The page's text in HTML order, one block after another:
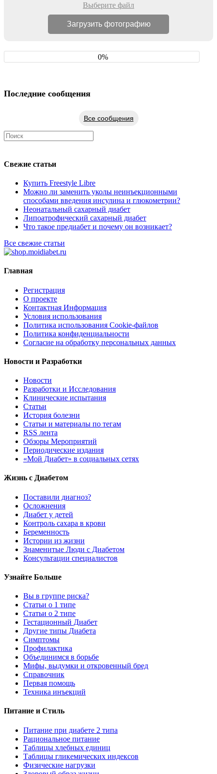
Выберите файл
0%
Последние сообщения
Все сообщения
Свежие статьи
Купить Freestyle Libre
Можно ли заменить уколы неинъекционными
способами введения инсулина и глюкометрии?
Неонатальный сахарный диабет
Липоатрофический сахарный диабет
Что такое предиабет и почему он возникает?
Все свежие статьи
Главная
Регистрация
О проекте
Контактная Информация
Условия использования
Политика использования Cookie-файлов
Политика конфиденциальности
Согласие на обработку персональных данных
Новости и Разработки
Новости
Разработки и Исследования
Клинические испытания
Статьи
История болезни
Статьи и материалы по тегам
RSS лента
Обзоры Мероприятий
Периодические издания
«Мой Диабет» в социальных сетях
Жизнь с Диабетом
Поставили диагноз?
Осложнения
Диабет у детей
Контроль сахара в крови
Беременность
Истории из жизни
Знаменитые Люди с Диабетом
Консультации специалистов
Узнайте Больше
Вы в группе риска?
Статьи о 1 типе
Статьи о 2 типе
Гестационный Диабет
Другие типы Диабета
Симптомы
Профилактика
Объединимся в борьбе
Мифы, выдумки и откровенный бред
Справочник
Первая помощь
Техника инъекций
Питание и Стиль
Питание при диабете 2 типа
Рациональное питание
Таблицы хлебных единиц
Таблицы гликемических индексов
Физические нагрузки